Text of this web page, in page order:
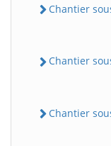
Chantier
Chantier
Chantier